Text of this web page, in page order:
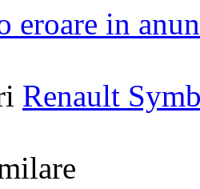
eroare in
Renault